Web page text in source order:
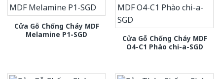
Cửa Gỗ Chống Cháy MDF
Melamine P1-SGD
Cửa Gỗ Chống Cháy MDF
O4-C1 Phào chi-a-SGD